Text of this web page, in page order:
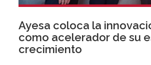
Ayesa coloca la
como acelerador de su
crecimiento